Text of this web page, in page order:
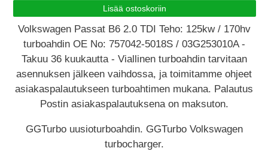
Volkswagen Passat B6 2.0 TDI Teho: 125kw / 170hv
turboahdin OE No: 757042-5018S / 03G253010A -
Takuu 36 kuukautta - Viallinen turboahdin tarvitaan
asennuksen jälkeen vaihdossa, ja toimitamme ohjeet
asiakaspalautukseen turboahtimen mukana. Palautus
Postin asiakaspalautuksena on maksuton.
GGTurbo uusioturboahdin. GGTurbo Volkswagen
turbocharger.